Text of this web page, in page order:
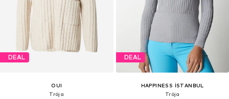
DEAL
OUI
Tröja
DEAL
HAPPINESS İSTANBUL
Tröja